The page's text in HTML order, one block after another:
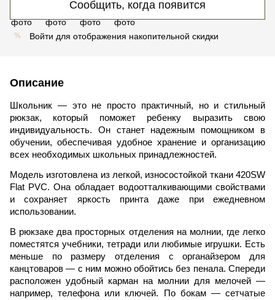
Сообщить, когда появится
% Войти для отображения накопительной скидки
Описание
Школьник — это не просто практичный, но и стильный
рюкзак, который поможет ребенку выразить свою
индивидуальность. Он станет надежным помощником в
обучении, обеспечивая удобное хранение и организацию
всех необходимых школьных принадлежностей.
Модель изготовлена ​​из легкой, износостойкой ткани 420SW
Flat PVC. Она обладает водоотталкивающими свойствами
и сохраняет яркость принта даже при ежедневном
использовании.
В рюкзаке два просторных отделения на молнии, где легко
поместятся учебники, тетради или любимые игрушки. Есть
меньше по размеру отделения с органайзером для
канцтоваров — с ним можно обойтись без пенала. Спереди
расположен удобный карман на молнии для мелочей —
например, телефона или ключей. По бокам — сетчатые